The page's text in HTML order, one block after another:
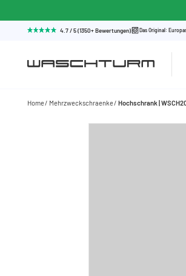
4.7 / 5 (1350+ Bewertungen) Das Original:
Home Mehrzweckschraenke Hochschrank |